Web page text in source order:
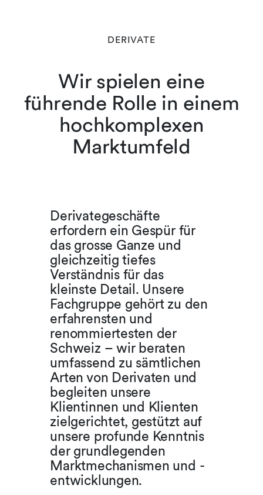
DERIVATE
Wir spielen eine
führende Rolle in einem
hochkomplexen
Marktumfeld
Derivategeschäfte
erfordern ein Gespür für
das grosse Ganze und
gleichzeitig tiefes
Verständnis für das
kleinste Detail. Unsere
Fachgruppe gehört zu den
erfahrensten und
renommiertesten der
Schweiz – wir beraten
umfassend zu sämtlichen
Arten von Derivaten und
begleiten unsere
Klientinnen und Klienten
zielgerichtet, gestützt auf
unsere profunde Kenntnis
der grundlegenden
Marktmechanismen und -
entwicklungen.